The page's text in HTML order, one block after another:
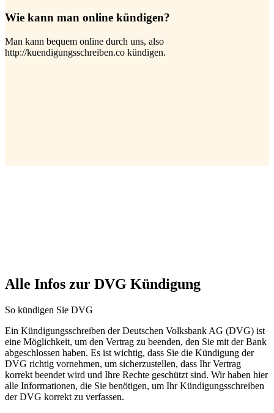
Wie kann man online kündigen?
Man kann bequem online durch uns, also
http://kuendigungsschreiben.co kündigen.
Alle Infos zur DVG Kündigung
So kündigen Sie DVG
Ein Kündigungsschreiben der Deutschen Volksbank AG (DVG) ist
eine Möglichkeit, um den Vertrag zu beenden, den Sie mit der Bank
abgeschlossen haben. Es ist wichtig, dass Sie die Kündigung der
DVG richtig vornehmen, um sicherzustellen, dass Ihr Vertrag
korrekt beendet wird und Ihre Rechte geschützt sind. Wir haben hier
alle Informationen, die Sie benötigen, um Ihr Kündigungsschreiben
der DVG korrekt zu verfassen.